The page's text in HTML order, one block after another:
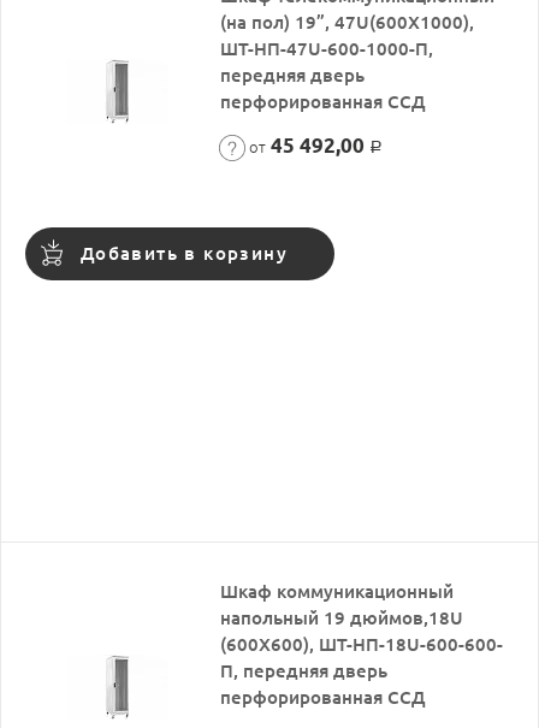
(на пол) 19”, 47U(600X1000),
ШТ-НП-47U-600-1000-П,
передняя дверь
перфорированная ССД
от 45 492,00 Р
Добавить в корзину
Шкаф коммуникационный
напольный 19 дюймов,18U
(600X600), ШТ-НП-18U-600-600-
П, передняя дверь
перфорированная ССД